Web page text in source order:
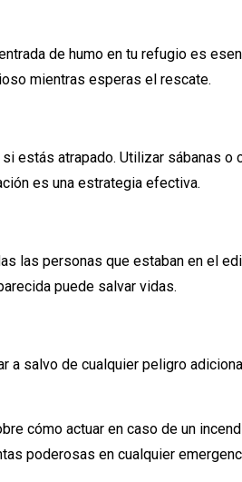
de humo en tu refugio es
mientras esperas el rescate.
estás atrapado. Utilizar sábanas o
es una estrategia efectiva.
las personas que estaban en el
puede salvar vidas.
a salvo de cualquier peligro
cómo actuar en caso de un
poderosas en cualquier